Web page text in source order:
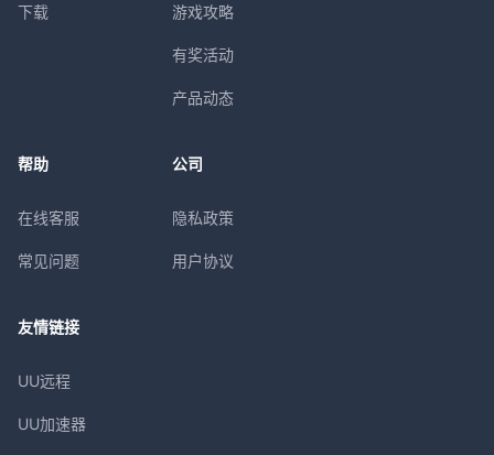
下载 游戏攻略
有奖活动
产品动态
帮助
在线客服
常见问题
公司
隐私政策
用户协议
友情链接
UU远程
UU加速器